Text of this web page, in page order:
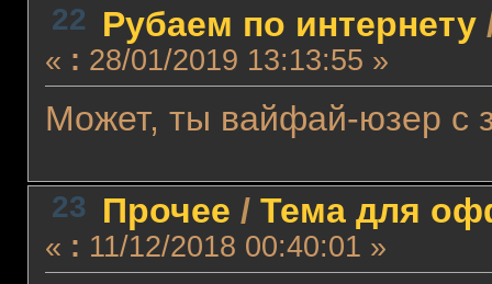
22 Рубаем по интернету
« : 28/01/2019 13:13:55 »
Может, ты вайфай-юзер с
23 Прочее / Тема для
« : 11/12/2018 00:40:01 »